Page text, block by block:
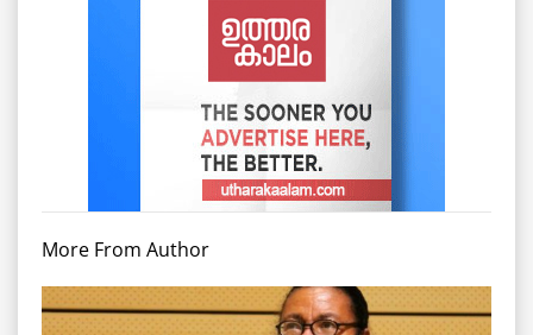
More From Author